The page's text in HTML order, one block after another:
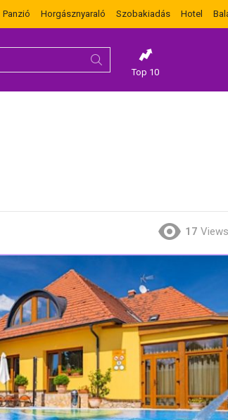
Panzió Horgásznyaraló Szobakiadás Hotel
Top 10
17 Views